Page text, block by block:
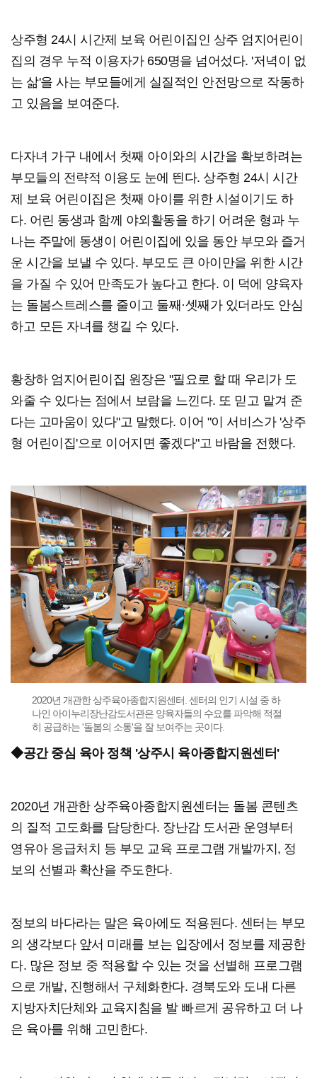
상주형 24시 시간제 보육 어린이집인 상주 엄지어린이
집의 경우 누적 이용자가 650명을 넘어섰다. '저녁이 없
는 삶'을 사는 부모들에게 실질적인 안전망으로 작동하
고 있음을 보여준다.
다자녀 가구 내에서 첫째 아이와의 시간을 확보하려는
부모들의 전략적 이용도 눈에 띈다. 상주형 24시 시간
제 보육 어린이집은 첫째 아이를 위한 시설이기도 하
다. 어린 동생과 함께 야외활동을 하기 어려운 형과 누
나는 주말에 동생이 어린이집에 있을 동안 부모와 즐거
운 시간을 보낼 수 있다. 부모도 큰 아이만을 위한 시간
을 가질 수 있어 만족도가 높다고 한다. 이 덕에 양육자
는 돌봄스트레스를 줄이고 둘째·셋째가 있더라도 안심
하고 모든 자녀를 챙길 수 있다.
황창하 엄지어린이집 원장은 "필요로 할 때 우리가 도
와줄 수 있다는 점에서 보람을 느낀다. 또 믿고 맡겨 준
다는 고마움이 있다"고 말했다. 이어 "이 서비스가 '상주
형 어린이집'으로 이어지면 좋겠다"고 바람을 전했다.
2020년 개관한 상주육아종합지원센터. 센터의 인기 시설 중 하
나인 아이누리장난감도서관은 양육자들의 수요를 파악해 적절
히 공급하는 '돌봄의 소통'을 잘 보여주는 곳이다.
◆공간 중심 육아 정책 '상주시 육아종합지원센터'
2020년 개관한 상주육아종합지원센터는 돌봄 콘텐츠
의 질적 고도화를 담당한다. 장난감 도서관 운영부터
영유아 응급처치 등 부모 교육 프로그램 개발까지, 정
보의 선별과 확산을 주도한다.
정보의 바다라는 말은 육아에도 적용된다. 센터는 부모
의 생각보다 앞서 미래를 보는 입장에서 정보를 제공한
다. 많은 정보 중 적용할 수 있는 것을 선별해 프로그램
으로 개발, 진행해서 구체화한다. 경북도와 도내 다른
지방자치단체와 교육지침을 발 빠르게 공유하고 더 나
은 육아를 위해 고민한다.